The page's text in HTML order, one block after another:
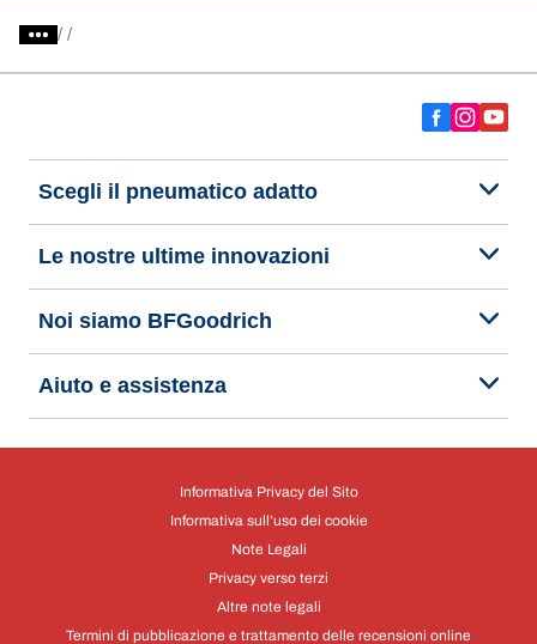
/
Scegli il pneumatico adatto
Le nostre ultime innovazioni
Noi siamo BFGoodrich
Aiuto e assistenza
Informativa Privacy del Sito
Informativa sull’uso dei cookie
Note Legali
Privacy verso terzi
Altre note legali
Termini di pubblicazione e trattamento delle recensioni online